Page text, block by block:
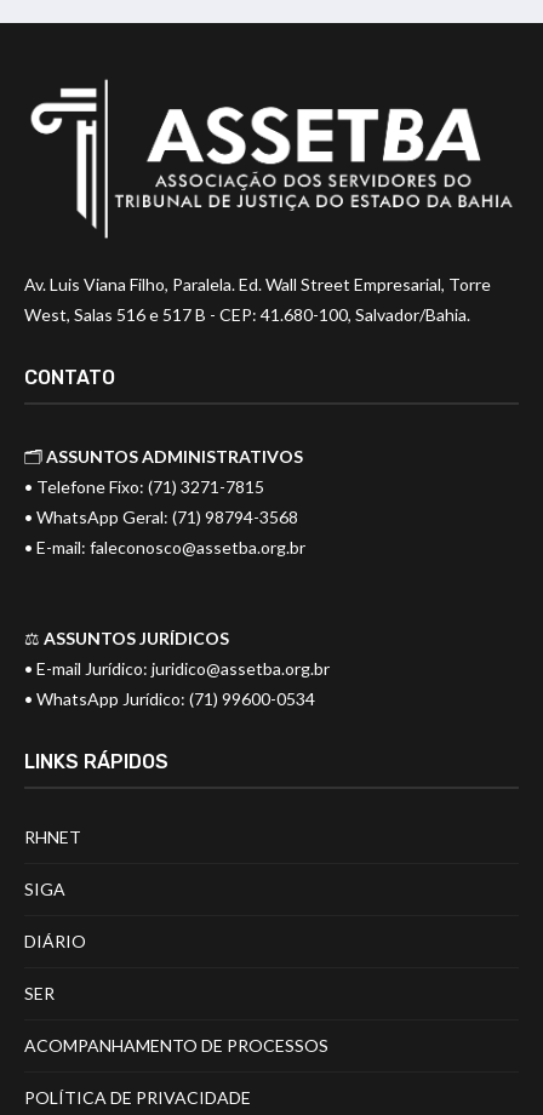
Av. Luis Viana Filho, Paralela. Ed. Wall Street Empresarial, Torre
West, Salas 516 e 517 B - CEP: 41.680-100, Salvador/Bahia.
CONTATO
🗂️ASSUNTOS ADMINISTRATIVOS
• Telefone Fixo: (71) 3271-7815
• WhatsApp Geral: (71) 98794-3568
• E-mail: faleconosco@assetba.org.br
⚖️ ASSUNTOS JURÍDICOS
• E-mail Jurídico: juridico@assetba.org.br
• WhatsApp Jurídico: (71) 99600-0534
LINKS RÁPIDOS
RHNET
SIGA
DIÁRIO
SER
ACOMPANHAMENTO DE PROCESSOS
POLÍTICA DE PRIVACIDADE